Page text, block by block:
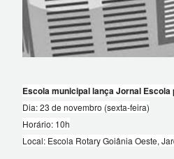
Escola municipal lança Jornal Escola
Dia: 23 de novembro (sexta-feira)
Horário: 10h
Local: Escola Rotary Goiânia Oeste,